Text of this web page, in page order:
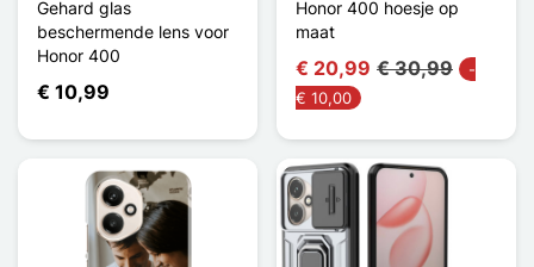
Gehard glas
beschermende lens voor
Honor 400
€ 10,99
Honor 400 hoesje op
maat
€ 20,99 € 30,99
-
€ 10,00